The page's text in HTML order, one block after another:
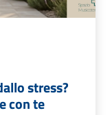
stress?
con te